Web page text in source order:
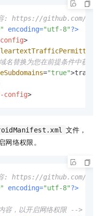
容: https://github.com/
encoding="utf-8"?>
>
名替换为您在前提条件中获
="true">
config>
文件，
络权限。
容: https://github.com/
encoding="utf-8"?>
容，以开启网络权限 -->